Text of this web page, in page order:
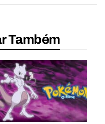
Também